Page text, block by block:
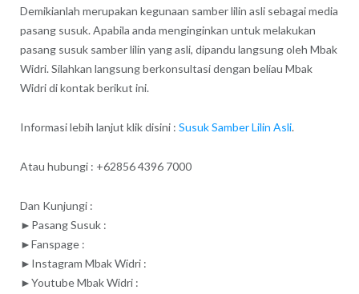
Demikianlah merupakan kegunaan samber lilin asli sebagai media
pasang susuk. Apabila anda menginginkan untuk melakukan
pasang susuk samber lilin yang asli, dipandu langsung oleh Mbak
Widri. Silahkan langsung berkonsultasi dengan beliau Mbak
Widri di kontak berikut ini.
Informasi lebih lanjut klik disini : Susuk Samber Lilin Asli.
Atau hubungi : +62856 4396 7000
Dan Kunjungi :
►Pasang Susuk :
►Fanspage :
►Instagram Mbak Widri :
►Youtube Mbak Widri :